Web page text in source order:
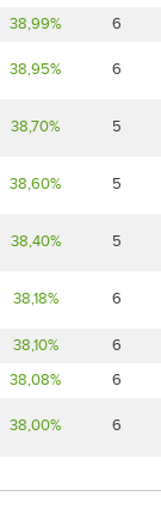
38,99% 6
38,95% 6
38,70% 5
38,60% 5
38,40% 5
38,18% 6
38,10% 6
38,08% 6
38,00% 6